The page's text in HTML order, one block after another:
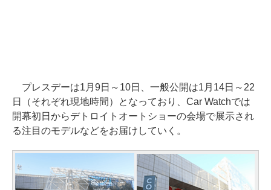
プレスデーは1月9日～10日、一般公開は1月14日～22
日（それぞれ現地時間）となっており、Car Watchでは
開幕初日からデトロイトオートショーの会場で展示され
る注目のモデルなどをお届けしていく。